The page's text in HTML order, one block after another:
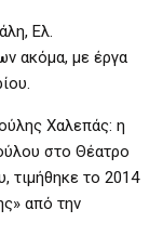
Ελ.
ακόμα, με έργα
Χαλεπάς: η
στο Θέατρο
τιμήθηκε το 2014
από την